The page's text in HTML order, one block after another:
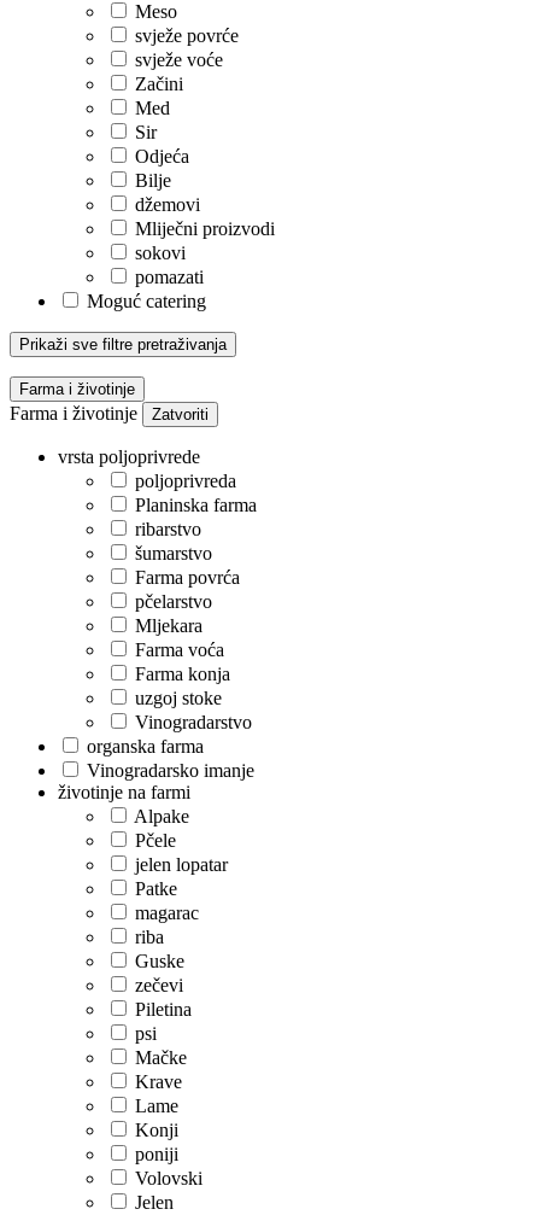
Meso
svježe povrće
svježe voće
Začini
Med
Sir
Odjeća
Bilje
džemovi
Mliječni proizvodi
sokovi
pomazati
Moguć catering
Prikaži sve filtre pretraživanja
Farma i životinje
Farma i životinje Zatvoriti
vrsta poljoprivrede
poljoprivreda
Planinska farma
ribarstvo
šumarstvo
Farma povrća
pčelarstvo
Mljekara
Farma voća
Farma konja
uzgoj stoke
Vinogradarstvo
organska farma
Vinogradarsko imanje
životinje na farmi
Alpake
Pčele
jelen lopatar
Patke
magarac
riba
Guske
zečevi
Piletina
psi
Mačke
Krave
Lame
Konji
poniji
Volovski
Jelen